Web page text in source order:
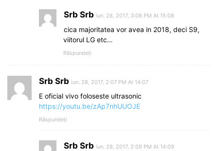
Srb Srb iun. 28, 2017, 3:08 PM At 15:08
cica majoritatea vor avea in 2018, deci S9,
viitorul LG etc…
Răspundeți
Srb Srb iun. 28, 2017, 2:07 PM At 14:07
E oficial vivo foloseste ultrasonic
https://youtu.be/zAp7nhUUOJE
Răspundeți
Srb Srb iun. 28, 2017, 2:09 PM At 14:09